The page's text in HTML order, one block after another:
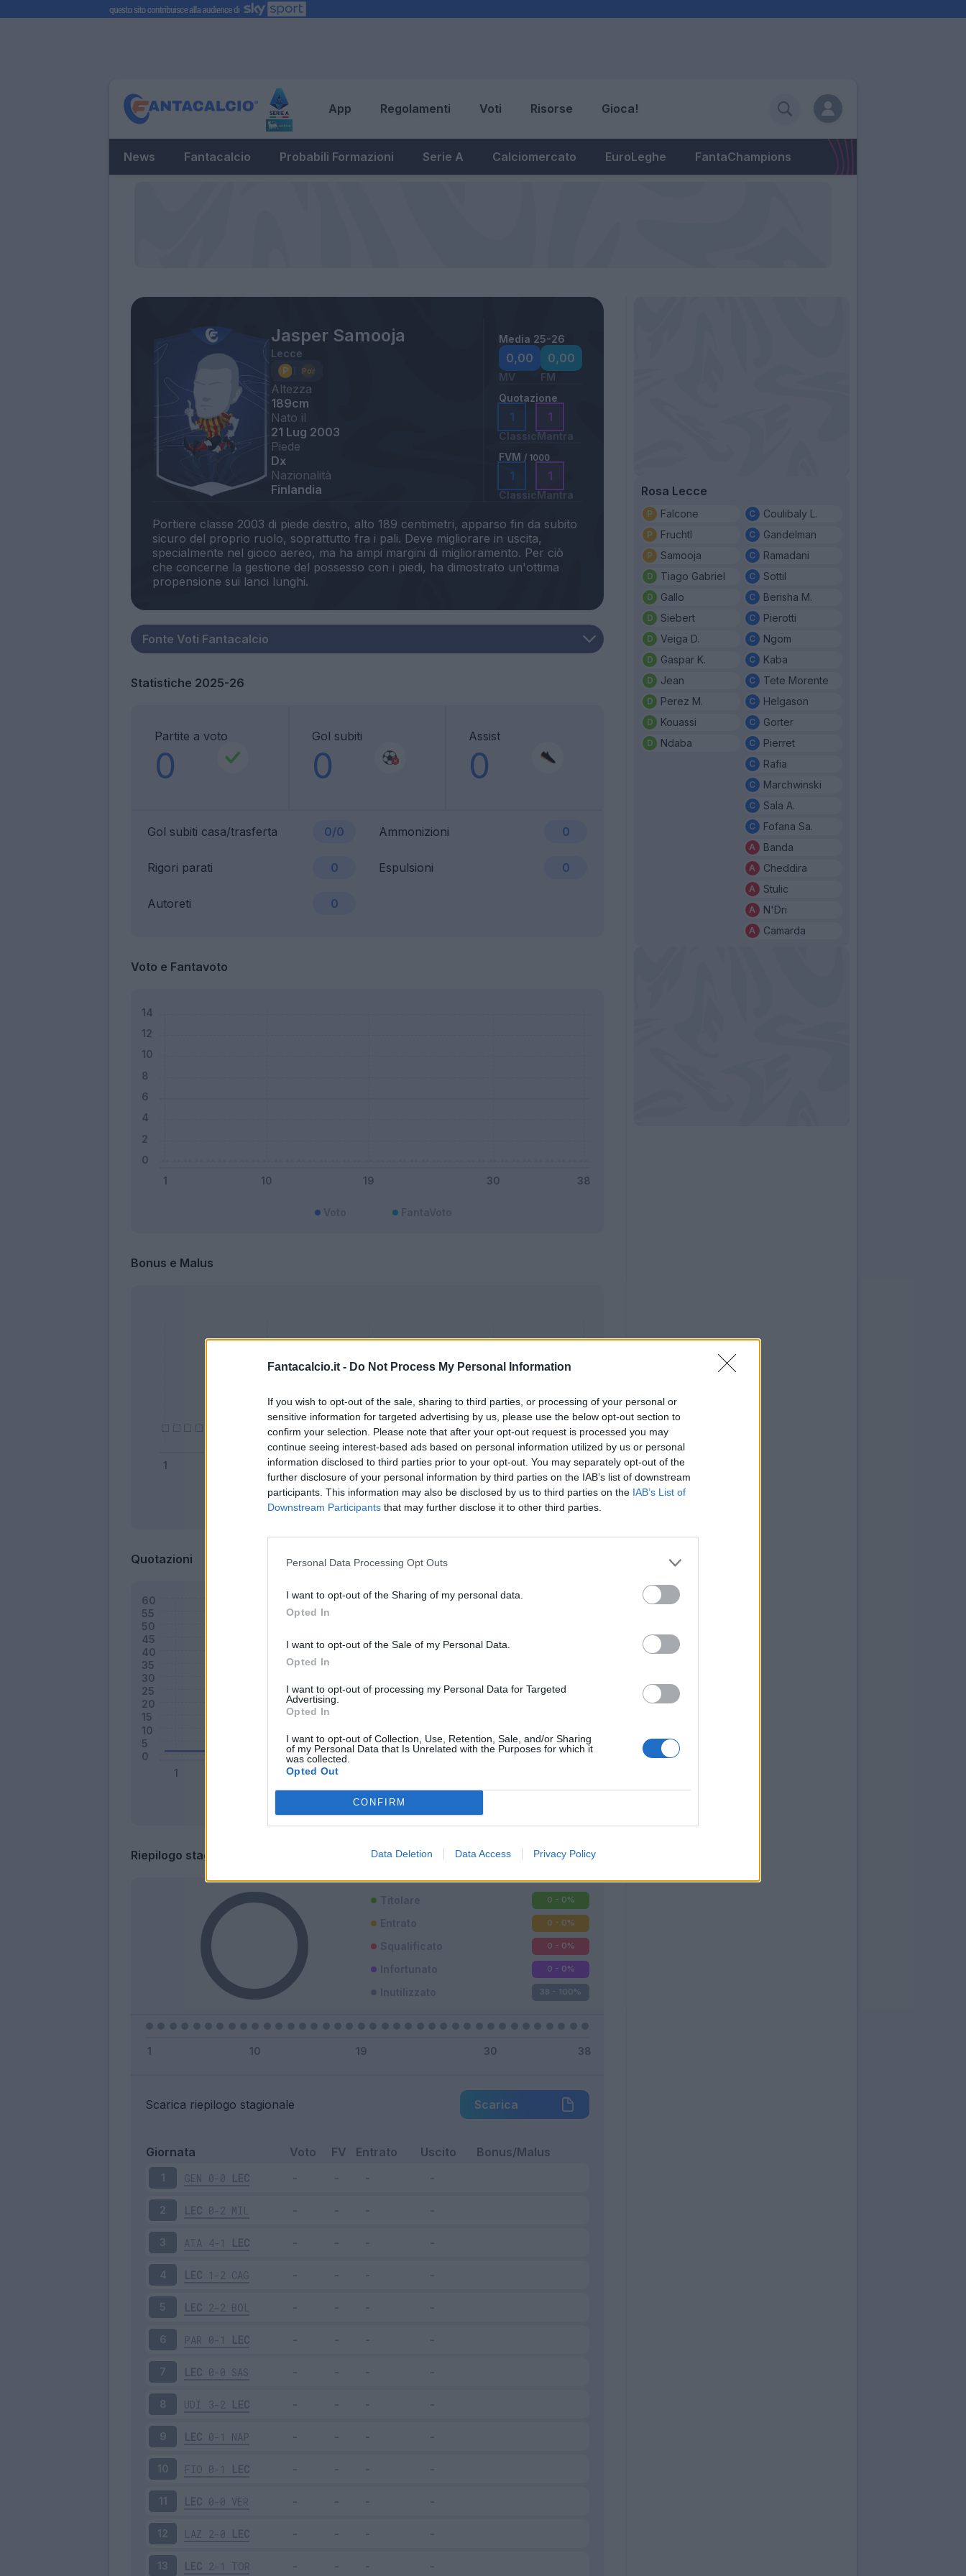
Fantacalcio.it - Do Not Process My Personal Information
If you wish to opt-out of the sale, sharing to third parties, or processing of your personal or
sensitive information for targeted advertising by us, please use the below opt-out section to
confirm your selection. Please note that after your opt-out request is processed you may
continue seeing interest-based ads based on personal information utilized by us or personal
information disclosed to third parties prior to your opt-out. You may separately opt-out of the
further disclosure of your personal information by third parties on the IAB’s list of downstream
participants. This information may also be disclosed by us to third parties on the IAB’s List of
Downstream Participants that may further disclose it to other third parties.
Personal Data Processing Opt Outs
I want to opt-out of the Sharing of my personal data.
Opted In
I want to opt-out of the Sale of my Personal Data.
Opted In
I want to opt-out of processing my Personal Data for Targeted
Advertising.
Opted In
I want to opt-out of Collection, Use, Retention, Sale, and/or Sharing
of my Personal Data that Is Unrelated with the Purposes for which it
was collected.
Opted Out
CONFIRM
Data Deletion Data Access Privacy Policy
App Regolamenti Voti Risorse Gioca!
News Fantacalcio Probabili Formazioni Serie A Calciomercato EuroLeghe FantaChampions
Jasper Samooja
Lecce
Altezza
189cm
Nato il
21 Lug 2003
Piede
Dx
Nazionalità
Finlandia
Media 25-26
0,00
MV
0,00
FM
Quotazione
1
Classic
1
Mantra
FVM / 1000
1
Classic
1
Mantra
Portiere classe 2003 di piede destro, alto 189 centimetri, apparso fin da subito
sicuro del proprio ruolo, soprattutto fra i pali. Deve migliorare in uscita,
specialmente nel gioco aereo, ma ha ampi margini di miglioramento. Per ciò
che concerne la gestione del possesso con i piedi, ha dimostrato un'ottima
Statistiche 2025-26
Partite a voto
0
Gol subiti
0
Assist
0
Gol subiti casa/trasferta 0/0 Ammonizioni 0
Rigori parati 0 Espulsioni 0
Autoreti 0
Voto e Fantavoto
Bonus e Malus
Bonus Malus Presenze a voto
Quotazioni
Classic
Riepilogo stagione
Titolare 0 - 0%
Entrato 0 - 0%
Squalificato 0 - 0%
Infortunato 0 - 0%
Inutilizzato 38 - 100%
Scarica riepilogo stagionale Scarica
Giornata Voto FV Entrato Uscito Bonus/Malus
1 GEN 0-0 LEC
2 LEC 0-2 MIL
3 ATA 4-1 LEC
4 LEC 1-2 CAG
5 LEC 2-2 BOL
6 PAR 0-1 LEC
7 LEC 0-0 SAS
8 UDI 3-2 LEC
9 LEC 0-1 NAP
10 FIO 0-1 LEC
11 LEC 0-0 VER
12 LAZ 2-0 LEC
13 LEC 2-1 TOR
Rosa Lecce
Falcone
Fruchtl
Samooja
Tiago Gabriel
Gallo
Siebert
Veiga D.
Gaspar K.
Jean
Perez M.
Kouassi
Ndaba
Coulibaly L.
Gandelman
Ramadani
Sottil
Berisha M.
Pierotti
Ngom
Kaba
Tete Morente
Helgason
Gorter
Pierret
Rafia
Marchwinski
Sala A.
Fofana Sa.
Banda
Cheddira
Stulic
N'Dri
Camarda